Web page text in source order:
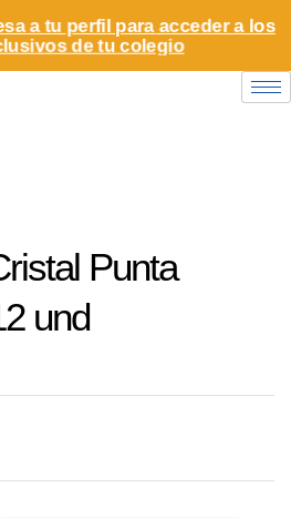
a tu perfil para acceder a los
de tu colegio
Punta
und